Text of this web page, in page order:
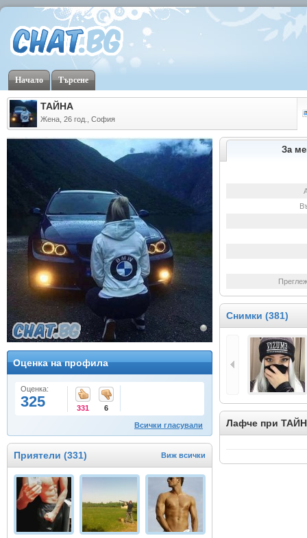
Начало Търсене
ТАЙНА
Жена, 26 год., София
Оценка на профила
Оценка:
325 331 6
Всички гласували
Приятели (331) Виж всички
За
Снимки (381)
Лафче при